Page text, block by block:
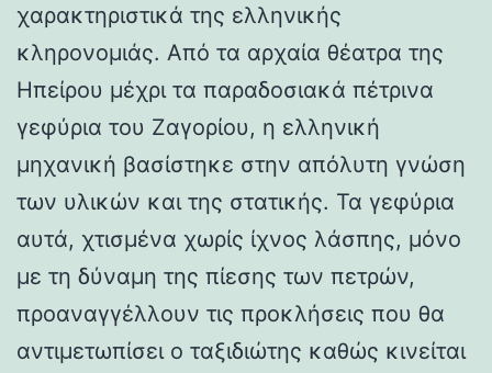
χαρακτηριστικά της ελληνικής
κληρονομιάς. Από τα αρχαία θέατρα της
Ηπείρου μέχρι τα παραδοσιακά πέτρινα
γεφύρια του Ζαγορίου, η ελληνική
μηχανική βασίστηκε στην απόλυτη γνώση
των υλικών και της στατικής. Τα γεφύρια
αυτά, χτισμένα χωρίς ίχνος λάσπης, μόνο
με τη δύναμη της πίεσης των πετρών,
προαναγγέλλουν τις προκλήσεις που θα
αντιμετωπίσει ο ταξιδιώτης καθώς κινείται